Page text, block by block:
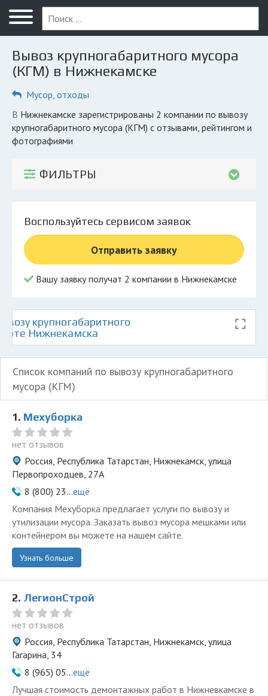
Меню
Главная
Вопрос юристу
Компании
КОМПАНИЯМ
© 2026 Все права защищены
Вывоз крупногабаритного мусора
(КГМ) в Нижнекамске
Мусор, отходы
в Нижнекамске зарегистрированы 2 компании по вывозу
крупногабаритного мусора (КГМ) с отзывами, рейтингом и
фотографиями
ФИЛЬТРЫ
Воспользуйтесь сервисом заявок
Отправить заявку
Вашу заявку получат 2 компании в Нижнекамске
крупногабаритного
Нижнекамска
Список компаний по вывозу крупногабаритного
мусора (КГМ)
1. Мехуборка
нет отзывов
Россия, Республика Татарстан, Нижнекамск, улица
Первопроходцев, 27А
8 (800) 23...ещё
Компания Мехуборка предлагает услуги по вывозу и
утилизации мусора. Заказать вывоз мусора мешками или
контейнером вы можете на нашем сайте.
Узнать больше
2. ЛегионСтрой
нет отзывов
Россия, Республика Татарстан, Нижнекамск, улица
Гагарина, 34
8 (965) 05...ещё
Лучшая стоимость демонтажных работ в Нижневкамске в